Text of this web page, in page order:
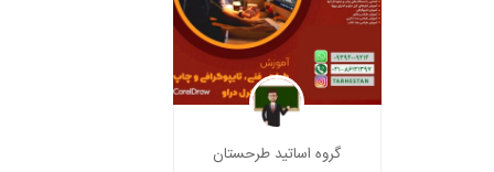
گروه اساتید طرحستان